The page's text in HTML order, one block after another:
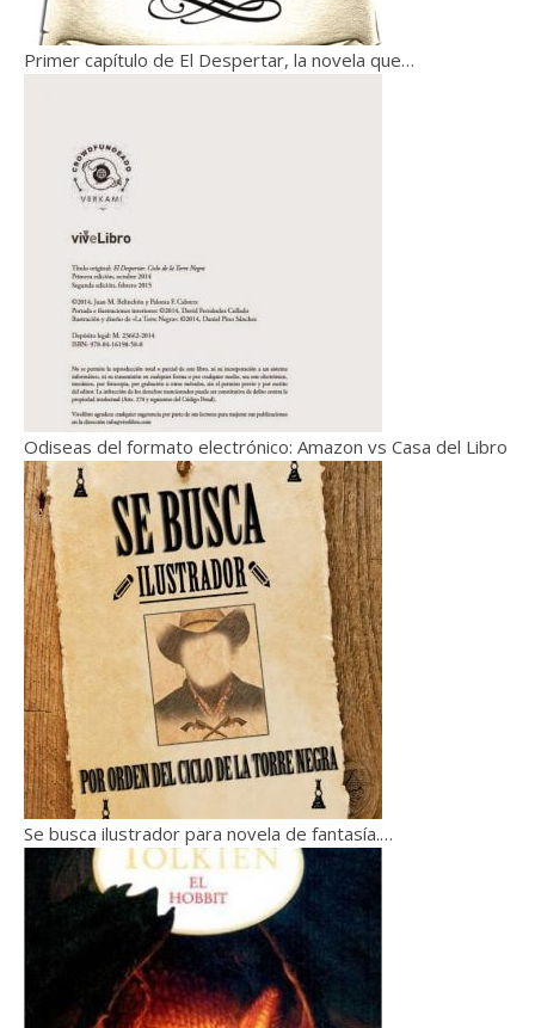
Primer capítulo de El Despertar, la novela que…
Odiseas del formato electrónico: Amazon vs Casa del Libro
Se busca ilustrador para novela de fantasía.…